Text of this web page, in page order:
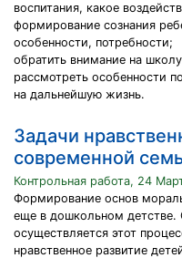
воспитания, какое
формирование сознания
особенности, потребности;
обратить внимание на
рассмотреть особенности
на дальнейшую жизнь.
Задачи
современной
Контрольная работа, 24
Формирование основ
еще в дошкольном детстве.
осуществляется этот
нравственное развитие